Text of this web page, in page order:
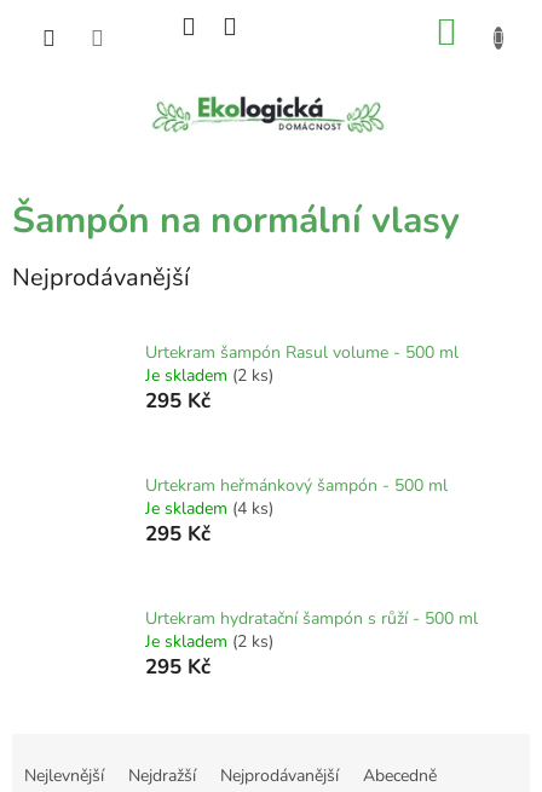
Šampón na normální vlasy
Nejprodávanější
Urtekram šampón Rasul volume - 500 ml
Je skladem (2 ks)
295 Kč
Urtekram heřmánkový šampón - 500 ml
Je skladem (4 ks)
295 Kč
Urtekram hydratační šampón s růží - 500 ml
Je skladem (2 ks)
295 Kč
Nejlevnější Nejdražší Nejprodávanější Abecedně